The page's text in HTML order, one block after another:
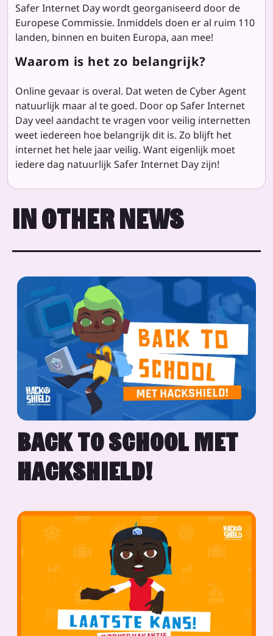
Safer Internet Day wordt georganiseerd door de
Europese Commissie. Inmiddels doen er al ruim 110
landen, binnen en buiten Europa, aan mee!
Waarom is het zo belangrijk?
Online gevaar is overal. Dat weten de Cyber Agent
natuurlijk maar al te goed. Door op Safer Internet
Day veel aandacht te vragen voor veilig internetten
weet iedereen hoe belangrijk dit is. Zo blijft het
internet het hele jaar veilig. Want eigenlijk moet
iedere dag natuurlijk Safer Internet Day zijn!
IN OTHER NEWS
BACK TO SCHOOL MET
HACKSHIELD!